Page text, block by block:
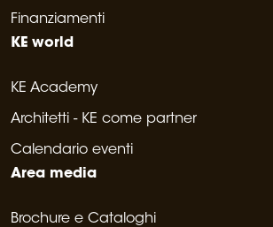
Finanziamenti
KE world
KE Academy
Architetti - KE come partner
Calendario eventi
Area media
Brochure e Cataloghi